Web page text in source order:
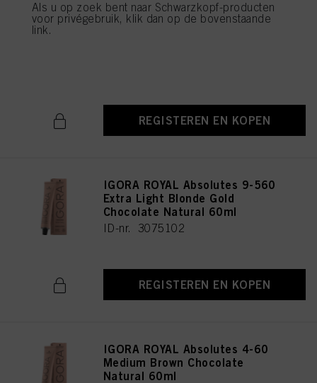
IGORA ROYAL Absolutes 7-560
REGISTEREN EN KOPEN
IGORA ROYAL Absolutes 9-560
Extra Light Blonde Gold
Chocolate Natural 60ml
ID-nr. 3075102
REGISTEREN EN KOPEN
IGORA ROYAL Absolutes 4-60
Medium Brown Chocolate
Natural 60ml
Als u op zoek bent naar Schwarzkopf-producten
voor privégebruik, klik dan op de bovenstaande
link.